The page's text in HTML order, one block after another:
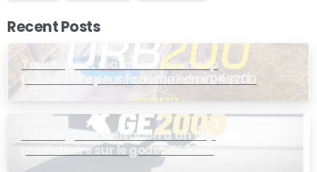
Recent Posts
Tournage et réalisation d’un clip
publicitaire pour la dérouleuse DRB200
Tournage & réalisation d’un clip
publicitaire sur le godet GE2000